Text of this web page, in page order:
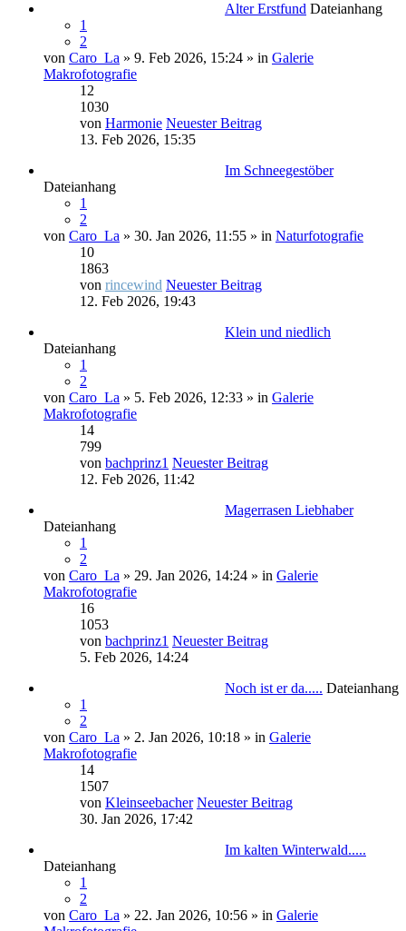
Alter Erstfund Dateianhang
1
2
von Caro_La » 9. Feb 2026, 15:24 » in Galerie
Makrofotografie
12
1030
von Harmonie Neuester Beitrag
13. Feb 2026, 15:35
Im Schneegestöber
Dateianhang
1
2
von Caro_La » 30. Jan 2026, 11:55 » in Naturfotografie
10
1863
von rincewind Neuester Beitrag
12. Feb 2026, 19:43
Klein und niedlich
Dateianhang
1
2
von Caro_La » 5. Feb 2026, 12:33 » in Galerie
Makrofotografie
14
799
von bachprinz1 Neuester Beitrag
12. Feb 2026, 11:42
Magerrasen Liebhaber
Dateianhang
1
2
von Caro_La » 29. Jan 2026, 14:24 » in Galerie
Makrofotografie
16
1053
von bachprinz1 Neuester Beitrag
5. Feb 2026, 14:24
Noch ist er da..... Dateianhang
1
2
von Caro_La » 2. Jan 2026, 10:18 » in Galerie
Makrofotografie
14
1507
von Kleinseebacher Neuester Beitrag
30. Jan 2026, 17:42
Im kalten Winterwald.....
Dateianhang
1
2
von Caro_La » 22. Jan 2026, 10:56 » in Galerie